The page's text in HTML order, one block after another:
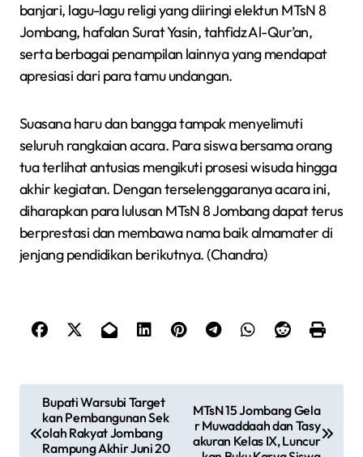
banjari, lagu-lagu religi yang diiringi elektun MTsN 8
Jombang, hafalan Surat Yasin, tahfidz Al-Qur’an,
serta berbagai penampilan lainnya yang mendapat
apresiasi dari para tamu undangan.
Suasana haru dan bangga tampak menyelimuti
seluruh rangkaian acara. Para siswa bersama orang
tua terlihat antusias mengikuti prosesi wisuda hingga
akhir kegiatan. Dengan terselenggaranya acara ini,
diharapkan para lulusan MTsN 8 Jombang dapat terus
berprestasi dan membawa nama baik almamater di
jenjang pendidikan berikutnya. (Chandra)
Bupati Warsubi Target
kan Pembangunan Sek
olah Rakyat Jombang
Rampung Akhir Juni 20
MTsN 15 Jombang Gela
r Muwaddaah dan Tasy
akuran Kelas IX, Luncur